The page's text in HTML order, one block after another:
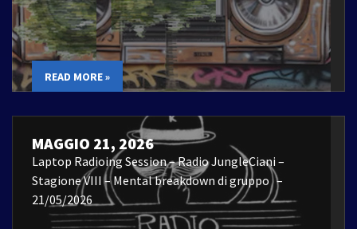
READ MORE »
MAGGIO 21, 2026
Laptop Radioing Session – Radio JungleCiani –
Stagione VIII – Mental breakdown di gruppo –
21/05/2026